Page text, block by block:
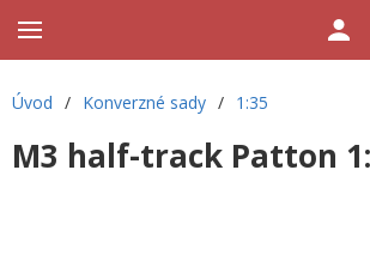
Úvod / Konverzné sady / 1:35
M3 half-track Patton